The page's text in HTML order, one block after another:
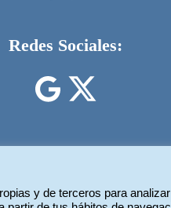
Redes Sociales:
Legiotek
y de terceros para